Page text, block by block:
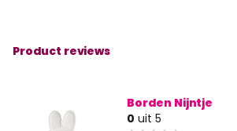
Product reviews
Borden Nijntje
0 uit 5